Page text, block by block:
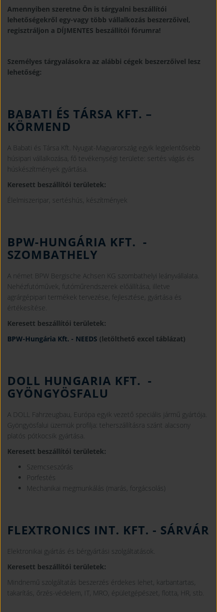
Amennyiben szeretne Ön is tárgyalni beszállítói
lehetőségekről egy-vagy több vállalkozás beszerzőivel,
regisztráljon a DÍJMENTES beszállítói fórumra!
Személyes tárgyalásokra az alábbi cégek beszerzőivel lesz
lehetőség:
BABATI ÉS TÁRSA KFT. –
KÖRMEND
A Babati és Társa Kft. Nyugat-Magyarország egyik legjelentősebb
húsipari vállalkozása, fő tevékenységi területe: sertés vágás és
húskészítmények gyártása.
Keresett beszállítói területek:
Élelmiszeripar, sertéshús, készítmények
BPW-HUNGÁRIA KFT. -
SZOMBATHELY
A német BPW Bergische Achsen KG szombathelyi leányvállalata.
Nehézfutóművek, futóműrendszerek előállítása, illetve
agrárgépipari termékek tervezése, fejlesztése, gyártása és
értékesítése.
Keresett beszállítói területek:
BPW-Hungária Kft. - NEEDS (letölthető excel táblázat)
DOLL HUNGARIA KFT. -
GYÖNGYÖSFALU
A DOLL Fahrzeugbau, Európa egyik vezető speciális jármű gyártója.
Gyöngyösfalui üzemük profilja: teherszállításra szánt alacsony
platós pótkocsik gyártása.
Keresett beszállítói területek:
Szemcseszórás
Porfestés
Mechanikai megmunkálás (marás, forgácsolás)
FLEXTRONICS INT. KFT. - SÁRVÁR
Elektronikai gyártás és bérgyártási szolgáltatások.
Keresett beszállítói területek:
Mindnemű szolgáltatás beszerzés érdekes lehet, karbantartas,
takarítás, őrzés-védelem, IT, MRO, épületgépészet, flotta, HR, stb.